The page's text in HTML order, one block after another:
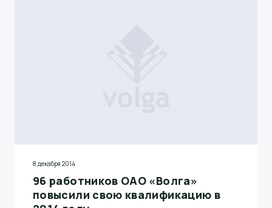
8 декабря 2014
96 работников ОАО «Волга»
повысили свою квалификацию в